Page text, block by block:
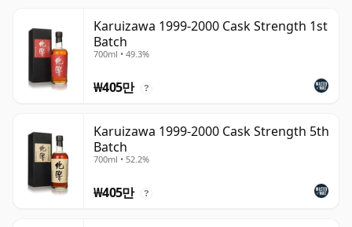
Karuizawa 1999-2000 Cask Strength 1st
Batch
700ml • 49.3%
₩405만 ?
Karuizawa 1999-2000 Cask Strength 5th
Batch
700ml • 52.2%
₩405만 ?